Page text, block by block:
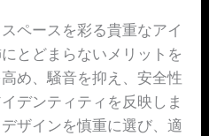
ペースを彩る貴重なアイ
とどまらないメリットを
め、騒音を抑え、安全性
デンティティを反映しま
ザインを慎重に選び、適